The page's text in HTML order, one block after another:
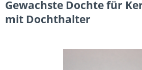
Gewachste Dochte für
mit Dochthalter